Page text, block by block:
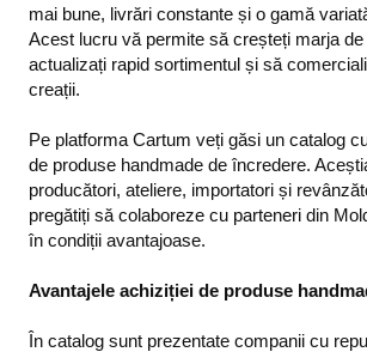
mai bune, livrări constante și o gamă
Acest lucru vă permite să creșteți marja
actualizați rapid sortimentul și să
creații.
Pe platforma Cartum veți găsi un catalog
de produse handmade de încredere.
producători, ateliere, importatori și
pregătiți să colaboreze cu parteneri din
în condiții avantajoase.
Avantajele achiziției de produse
În catalog sunt prezentate companii cu